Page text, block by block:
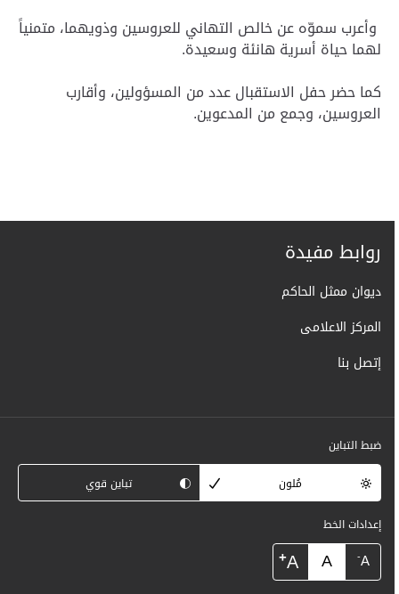
وأعرب سموّه عن خالص التهاني للعروسين وذويهما، متمنياً
لهما حياة أسرية هانئة وسعيدة.
كما حضر حفل الاستقبال عدد من المسؤولين، وأقارب
العروسين، وجمع من المدعوين.
روابط مفيدة
ديوان ممثل الحاكم
المركز الاعلامى
إتصل بنا
ضبط التباين
مُلون
تباين قوي
إعدادات الخط
A
-
A
A
+